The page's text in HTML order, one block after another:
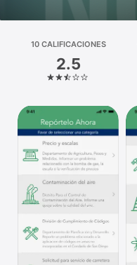
Arcade
Plataforma
iPhone
iPad
Mac
Vision
Watch
TV
10 CALIFICACIONES
2.5